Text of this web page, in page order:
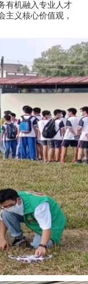
有机融入专业人才
主义核心价值观，